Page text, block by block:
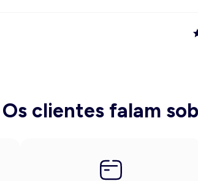
Os clientes falam